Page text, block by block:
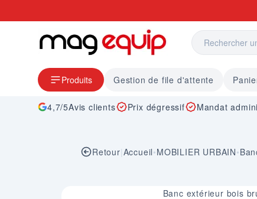
Produits Gestion de file d'attente
4,7/5Avis clients Prix dégressif Mandat
Retour|Accueil•MOBILIER URBAIN•
Banc extérieur bois